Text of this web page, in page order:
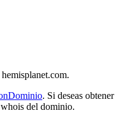
. Si deseas obtener
del dominio.